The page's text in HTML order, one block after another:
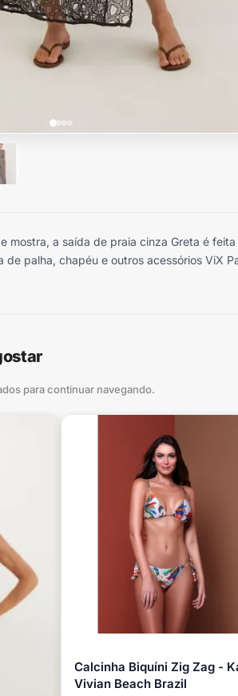
mostra, a saída de praia cinza Greta é
palha, chapéu e outros acessórios ViX
para continuar navegando.
Calcinha Biquíni Zig Zag -
Vivian Beach Brazil